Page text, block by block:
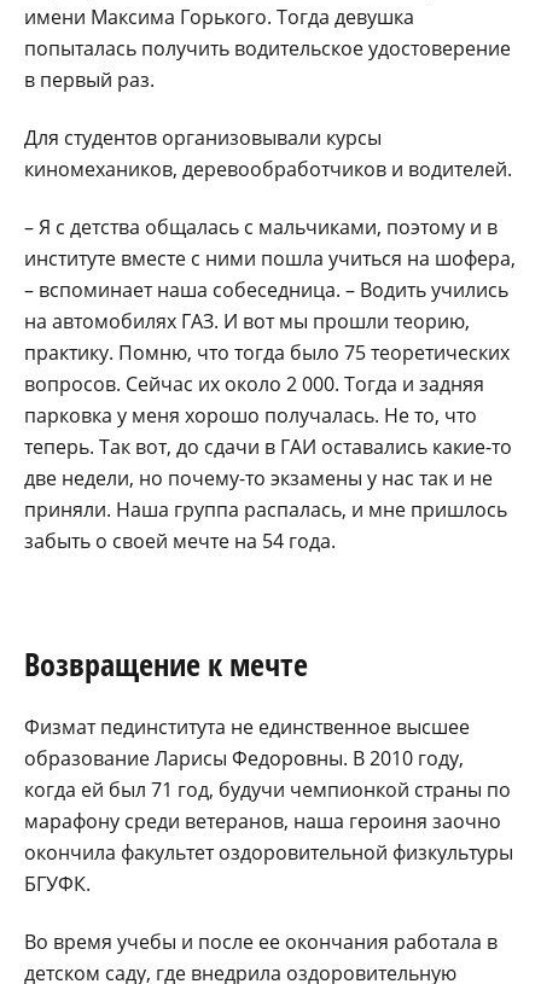
имени Максима Горького. Тогда девушка
попыталась получить водительское удостоверение
в первый раз.
Для студентов организовывали курсы
киномехаников, деревообработчиков и водителей.
– Я с детства общалась с мальчиками, поэтому и в
институте вместе с ними пошла учиться на шофера,
– вспоминает наша собеседница. – Водить учились
на автомобилях ГАЗ. И вот мы прошли теорию,
практику. Помню, что тогда было 75 теоретических
вопросов. Сейчас их около 2 000. Тогда и задняя
парковка у меня хорошо получалась. Не то, что
теперь. Так вот, до сдачи в ГАИ оставались какие-то
две недели, но почему-то экзамены у нас так и не
приняли. Наша группа распалась, и мне пришлось
забыть о своей мечте на 54 года.
Возвращение к мечте
Физмат пединститута не единственное высшее
образование Ларисы Федоровны. В 2010 году,
когда ей был 71 год, будучи чемпионкой страны по
марафону среди ветеранов, наша героиня заочно
окончила факультет оздоровительной физкультуры
БГУФК.
Во время учебы и после ее окончания работала в
детском саду, где внедрила оздоровительную